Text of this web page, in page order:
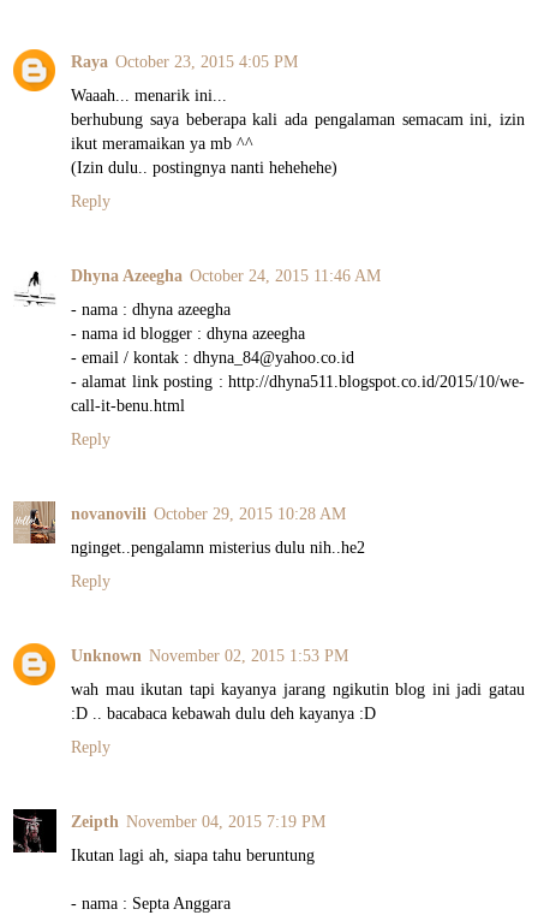
Raya October 23, 2015 4:05 PM
Waaah... menarik ini...
berhubung saya beberapa kali ada pengalaman semacam ini, izin
ikut meramaikan ya mb ^^
(Izin dulu.. postingnya nanti hehehehe)
Reply
Dhyna Azeegha October 24, 2015 11:46 AM
- nama : dhyna azeegha
- nama id blogger : dhyna azeegha
- email / kontak : dhyna_84@yahoo.co.id
- alamat link posting : http://dhyna511.blogspot.co.id/2015/10/we-
call-it-benu.html
Reply
novanovili October 29, 2015 10:28 AM
nginget..pengalamn misterius dulu nih..he2
Reply
Unknown November 02, 2015 1:53 PM
wah mau ikutan tapi kayanya jarang ngikutin blog ini jadi gatau
:D .. bacabaca kebawah dulu deh kayanya :D
Reply
Zeipth November 04, 2015 7:19 PM
Ikutan lagi ah, siapa tahu beruntung
- nama : Septa Anggara